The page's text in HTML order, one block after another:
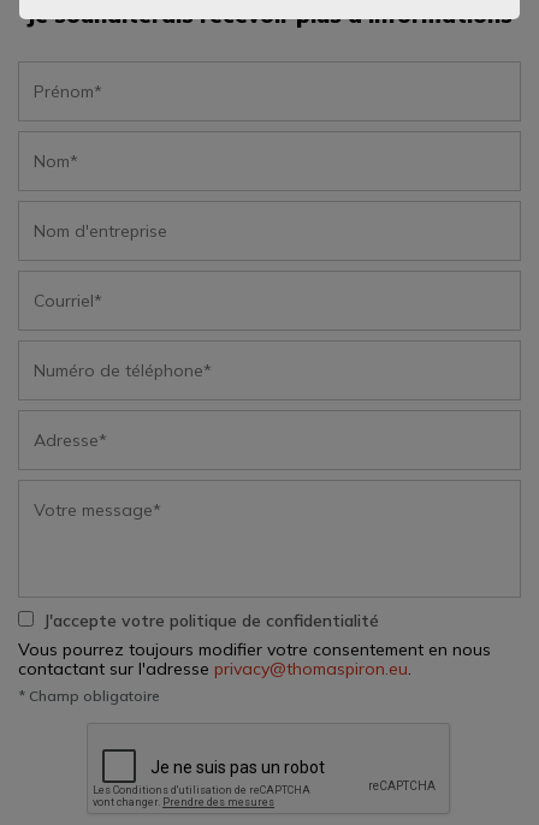
Je souhaiterais recevoir plus d'informations
J'accepte votre politique de confidentialité
Vous pourrez toujours modifier votre consentement en nous
contactant sur l'adresse privacy@thomaspiron.eu.
* Champ obligatoire